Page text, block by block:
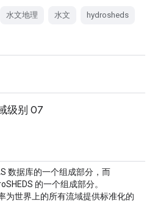
水文地理 水文 hydrosheds
级别 07
数据库的一个组成部分，而
的一个组成部分。
为世界上的所有流域提供标准化的